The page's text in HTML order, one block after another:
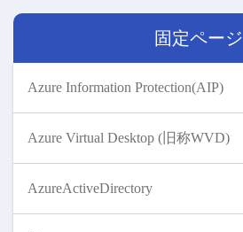
固定ページ
Azure Information Protection(AIP)
Azure Virtual Desktop (旧称WVD)
AzureActiveDirectory